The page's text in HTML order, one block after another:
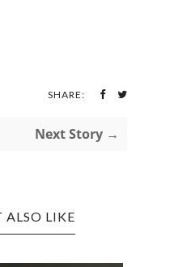
SHARE:
Next Story →
LIKE